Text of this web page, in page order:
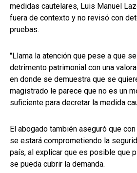
medidas cautelares, Luis Manuel
fuera de contexto y no revisó con
pruebas.
"Llama la atención que pese a que
detrimento patrimonial con una
en donde se demuestra que se
magistrado le parece que no es un
suficiente para decretar la medida
El abogado también aseguró que
se estará comprometiendo la
país, al explicar que es posible que
se pueda cubrir la demanda.